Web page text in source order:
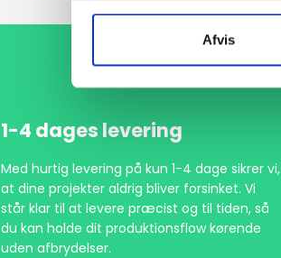
Afvis
1-4 dages levering
Med hurtig levering på kun 1-4 dage sikrer vi,
at dine projekter aldrig bliver forsinket. Vi
står klar til at levere præcist og til tiden, så
du kan holde dit produktionsflow kørende
uden afbrydelser.